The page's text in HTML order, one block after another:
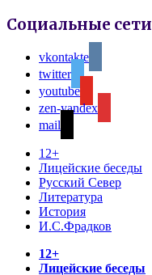
Социальные сети
vkontakte
twitter
youtube
zen-yandex
mail
12+
Лицейские беседы
Русский Север
Литература
История
И.С.Фрадков
12+
Лицейские беседы